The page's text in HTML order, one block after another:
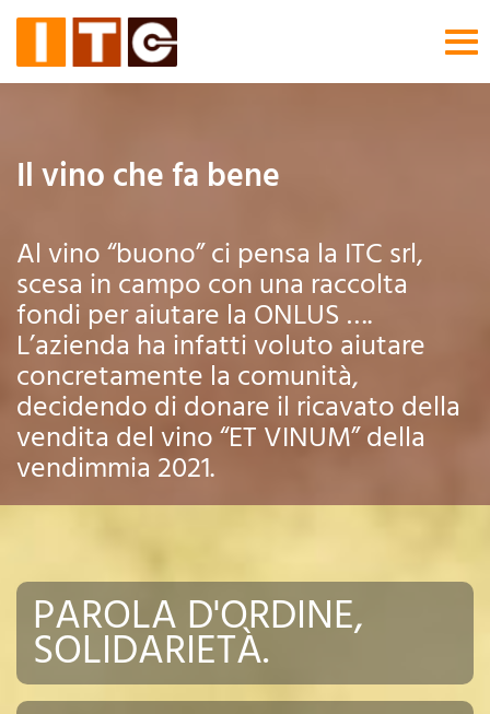
Il vino che fa bene
Al vino “buono” ci pensa la ITC srl,
scesa in campo con una raccolta
fondi per aiutare la ONLUS ….
L’azienda ha infatti voluto aiutare
concretamente la comunità,
decidendo di donare il ricavato della
vendita del vino “ET VINUM” della
vendimmia 2021.
PAROLA D'ORDINE,
SOLIDARIETÀ.